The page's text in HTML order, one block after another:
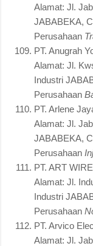
Alamat: Jl.
JABABEKA,
Perusahaan
PT. Anugrah
Alamat: Jl.
Industri
Perusahaan
PT. Arlene
Alamat: Jl.
JABABEKA,
Perusahaan
PT. ART WIRE
Alamat: Jl.
Industri
Perusahaan
PT. Arvico
Alamat: Jl.